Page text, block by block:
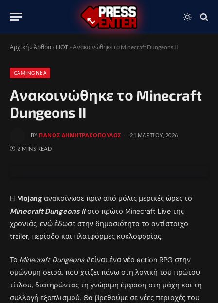
Αρχική » Άρθρα » HOT » Ανακοινώθηκε το Minecraft Dungeons II
GAMING ΝΈΑ
Ανακοινώθηκε το Minecraft
Dungeons II
BY ΠΆΝΟΣ ΔΗΜΗΤΡΑΚΌΠΟΥΛΟΣ 21 ΜΑΡΤΊΟΥ, 2026
2 MINS READ
Η Mojang ανακοίνωσε πριν από μόλις μερικές ώρες το
Minecraft Dungeons IIστο πρώτο Minecraft Live της
χρονιάς, ενώ έδωσε στην δημοσιότητα το αντίστοιχο
trailer, περίοδο και πλατφόρμες κυκλοφορίας.
Το Minecraft Dungeons IIείναι ένα νέο action RPG στην
ομώνυμη σειρά, που χτίζει πάνω στη λογική του πρώτου
τίτλου, διατηρώντας τη γνώριμη έμφαση στη μάχη και τη
συλλογή εξοπλισμού. Θα βρεθούμε σε νέες περιοχές του